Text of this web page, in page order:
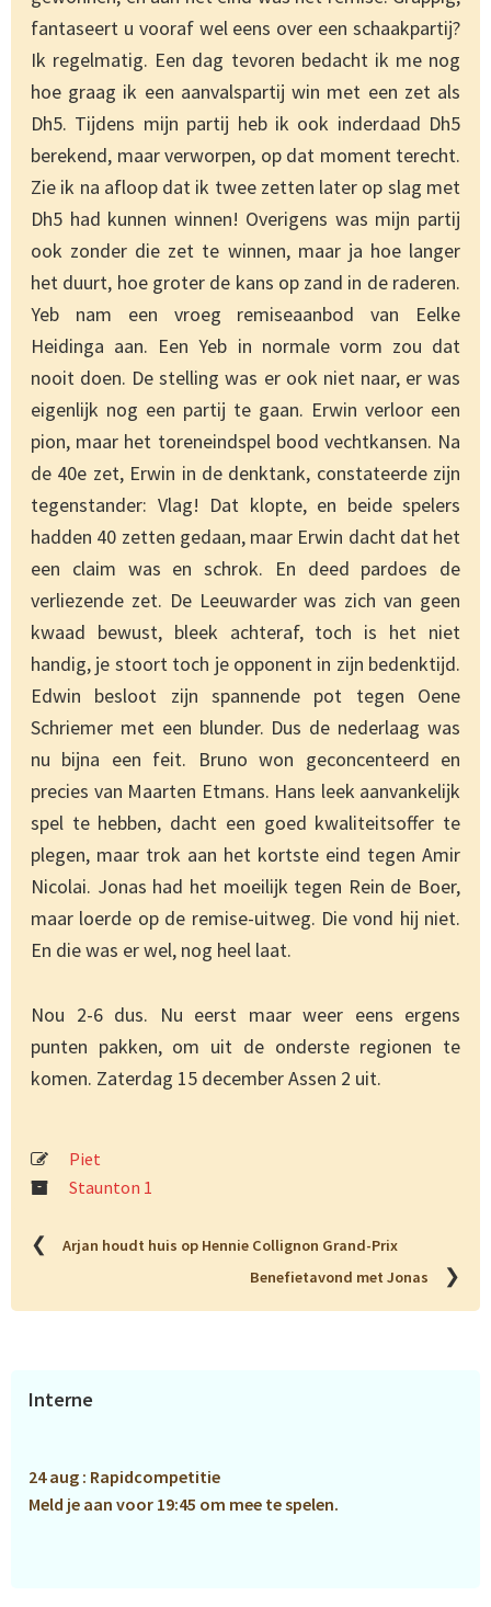
fantaseert u vooraf wel eens over een schaakpartij?
Ik regelmatig. Een dag tevoren bedacht ik me nog
hoe graag ik een aanvalspartij win met een zet als
Dh5. Tijdens mijn partij heb ik ook inderdaad Dh5
berekend, maar verworpen, op dat moment terecht.
Zie ik na afloop dat ik twee zetten later op slag met
Dh5 had kunnen winnen! Overigens was mijn partij
ook zonder die zet te winnen, maar ja hoe langer
het duurt, hoe groter de kans op zand in de raderen.
Yeb nam een vroeg remiseaanbod van Eelke
Heidinga aan. Een Yeb in normale vorm zou dat
nooit doen. De stelling was er ook niet naar, er was
eigenlijk nog een partij te gaan. Erwin verloor een
pion, maar het toreneindspel bood vechtkansen. Na
de 40e zet, Erwin in de denktank, constateerde zijn
tegenstander: Vlag! Dat klopte, en beide spelers
hadden 40 zetten gedaan, maar Erwin dacht dat het
een claim was en schrok. En deed pardoes de
verliezende zet. De Leeuwarder was zich van geen
kwaad bewust, bleek achteraf, toch is het niet
handig, je stoort toch je opponent in zijn bedenktijd.
Edwin besloot zijn spannende pot tegen Oene
Schriemer met een blunder. Dus de nederlaag was
nu bijna een feit. Bruno won geconcenteerd en
precies van Maarten Etmans. Hans leek aanvankelijk
spel te hebben, dacht een goed kwaliteitsoffer te
plegen, maar trok aan het kortste eind tegen Amir
Nicolai. Jonas had het moeilijk tegen Rein de Boer,
maar loerde op de remise-uitweg. Die vond hij niet.
En die was er wel, nog heel laat.
Nou 2-6 dus. Nu eerst maar weer eens ergens
punten pakken, om uit de onderste regionen te
komen. Zaterdag 15 december Assen 2 uit.
Piet
Staunton 1
❮
Arjan houdt huis op Hennie Collignon Grand-Prix
Benefietavond met Jonas
❯
Primaire
Interne
24 aug : Rapidcompetitie
Meld je aan voor 19:45 om mee te spelen.